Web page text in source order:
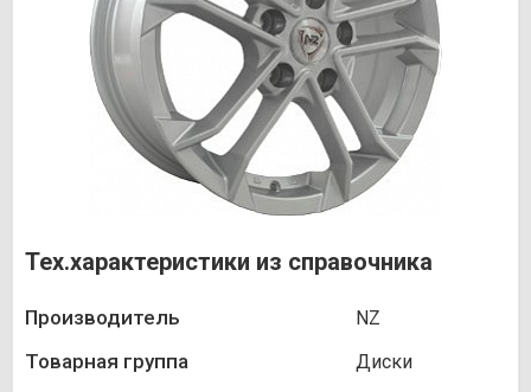
Тех.характеристики из справочника
Производитель NZ
Товарная группа Диски